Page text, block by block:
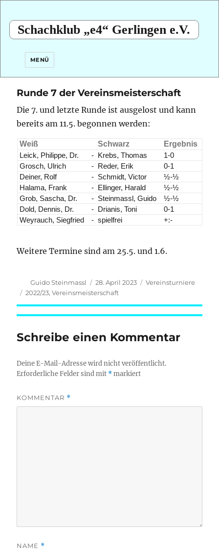
Schachklub „e4“ Gerlingen e.V.
MENÜ
Runde 7 der Vereinsmeisterschaft
Die 7. und letzte Runde ist ausgelost und kann
bereits am 11.5. begonnen werden:
Weiß Schwarz
Ergebnis
Leick, Philippe, Dr.
- Krebs, Thomas
1-0
Grosch, Ulrich
- Reder, Erik
0-1
Deiner, Rolf
- Schmidt, Victor
½-½
Halama, Frank
- Ellinger, Harald
½-½
Grob, Sascha, Dr.
- Steinmassl, Guido
½-½
Dold, Dennis, Dr.
- Drianis, Toni
0-1
Weyrauch, Siegfried
- spielfrei +:-
Weitere Termine sind am 25.5. und 1.6.
Autor
Guido Steinmassl
Veröffentlicht
am
28. April 2023 Kategorien
Vereinsturniere
Schlagwörter
2022/23,Vereinsmeisterschaft
Schreibe einen Kommentar
Deine E-Mail-Adresse wird nicht veröffentlicht.
Erforderliche Felder sind mit *markiert
KOMMENTAR *
NAME *